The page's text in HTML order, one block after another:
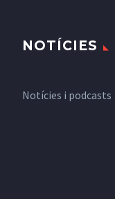
NOTÍCIES
Notícies i podcasts